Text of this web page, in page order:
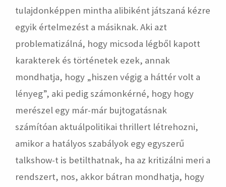
tulajdonképpen mintha alibiként játszaná kézre
egyik értelmezést a másiknak. Aki azt
problematizálná, hogy micsoda légből kapott
karakterek és történetek ezek, annak
mondhatja, hogy „hiszen végig a háttér volt a
lényeg”, aki pedig számonkérné, hogy hogy
merészel egy már-már bujtogatásnak
számítóan aktuálpolitikai thrillert létrehozni,
amikor a hatályos szabályok egy egyszerű
talkshow-t is betilthatnak, ha az kritizálni meri a
rendszert, nos, akkor bátran mondhatja, hogy